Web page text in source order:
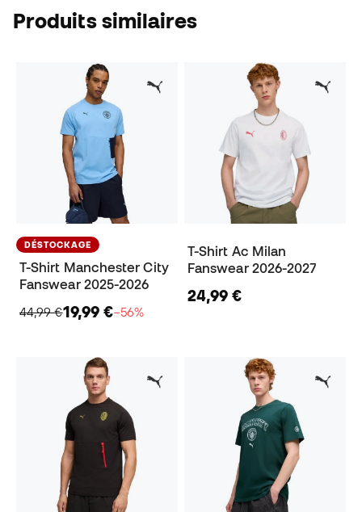
Produits similaires
DÉSTOCKAGE
T-Shirt Manchester City
Fanswear 2025-2026
44,99 €19,99 €−56%
T-Shirt Ac Milan
Fanswear 2026-2027
24,99 €